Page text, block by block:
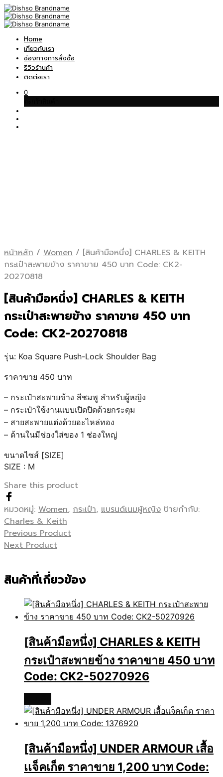
Home
เกี่ยวกับเรา
ช่องทางการสั่งซื้อ
รีวิวร้านค้า
ติดต่อเรา
0
หน้าหลัก / Women / [สินค้ามือหนึ่ง] CHARLES & KEITH
กระเป๋าสะพายข้าง ราคาขาย 450 บาท Code: CK2-
20270818
[สินค้ามือหนึ่ง] CHARLES & KEITH
กระเป๋าสะพายข้าง ราคาขาย 450 บาท
Code: CK2-20270818
รุ่น: Koa Square Push-Lock Shoulder Bag
ราคาขาย 450 บาท
– กระเป๋าสะพายข้าง สีชมพู สำหรับผู้หญิง
– กระเป๋าใช้งานแบบเปิดปิดด้วยกระดุม
– สายสะพายแต่งด้วยอะไหล่ทอง
– ด้านในมีช่องใส่ของ 1 ช่องใหญ่
ขนาดไซส์ [SIZE]
SIZE : M
Share this product
หมวดหมู่: Women, กระเป๋า, แบรนด์เนมผู้หญิง ป้ายกำกับ:
Charles & Keith
Previous Product
Next Product
สินค้าที่เกี่ยวข้อง
[สินค้ามือหนึ่ง] CHARLES & KEITH
กระเป๋าสะพายข้าง ราคาขาย 450 บาท
Code: CK2-50270926
[สินค้ามือหนึ่ง] UNDER ARMOUR เสื้อ
เเจ็คเก็ต ราคาขาย 1,200 บาท Code: